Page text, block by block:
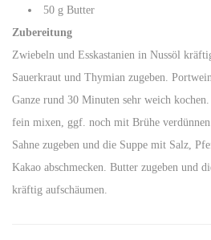
50 g Butter
Zubereitung
Zwiebeln und Esskastanien in Nussöl
Sauerkraut und Thymian zugeben.
Ganze rund 30 Minuten sehr weich
fein mixen, ggf. noch mit Brühe
Sahne zugeben und die Suppe mit Salz,
Kakao abschmecken. Butter zugeben und
kräftig aufschäumen.